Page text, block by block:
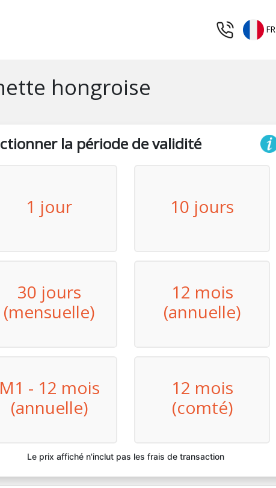
FR
hongroise
la période de validité
1 jour 10 jours
30 jours
(mensuelle)
12 mois
(annuelle)
M1 - 12 mois
(annuelle)
12 mois
(comté)
Le prix affiché n'inclut pas les frais de transaction